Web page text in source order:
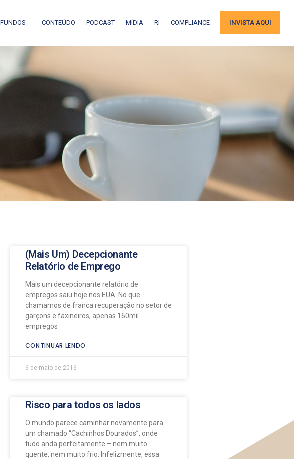
FUNDOS CONTEÚDO PODCAST MÍDIA RI COMPLIANCE INVISTA AQUI
(Mais Um) Decepcionante
Relatório de Emprego
Mais um decepcionante relatório de
empregos saiu hoje nos EUA. No que
chamamos de franca recuperação no setor de
garçons e faxineiros, apenas 160mil
empregos
CONTINUAR LENDO
6 de maio de 2016
Risco para todos os lados
O mundo parece caminhar novamente para
um chamado “Cachinhos Dourados”, onde
tudo anda perfeitamente – nem muito
quente, nem muito frio. Infelizmente, essa